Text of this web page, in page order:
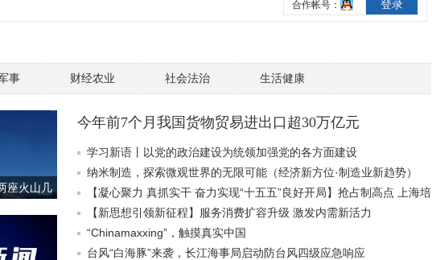
事 财经农业 社会法治 生活健康
座火山几
今年前7个月我国货物贸易进出口超30万亿元
学习新语丨以党的政治建设为统领加强党的各方面建设
纳米制造，探索微观世界的无限可能（经济新方位·制造业新趋势）
【凝心聚力 真抓实干 奋力实现“十五五”良好开局】抢占制高点 上海培
育未来产业新模式
【新思想引领新征程】服务消费扩容升级 激发内需新活力
“Chinamaxxing”，触摸真实中国
台风“白海豚”来袭，长江海事局启动防台风四级应急响应